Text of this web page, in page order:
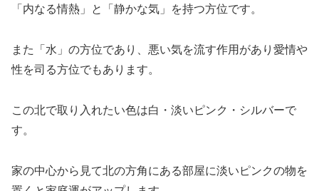
「内なる情熱」と「静かな気」を持つ方位です。
また「水」の方位であり、悪い気を流す作用があり愛情や
性を司る方位でもあります。
この北で取り入れたい色は白・淡いピンク・シルバーで
す。
家の中心から見て北の方角にある部屋に淡いピンクの物を